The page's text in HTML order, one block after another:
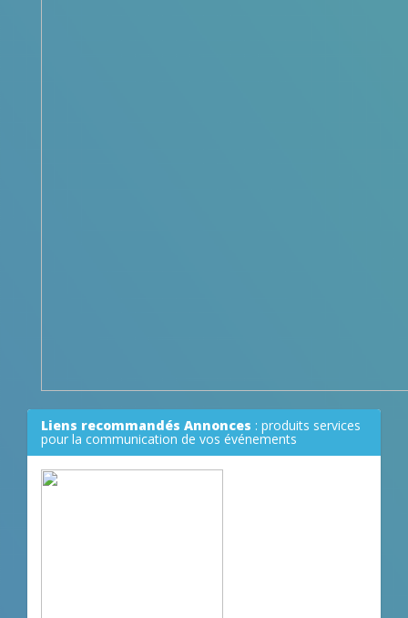
Liens recommandés Annonces : produits services
pour la communication de vos événements